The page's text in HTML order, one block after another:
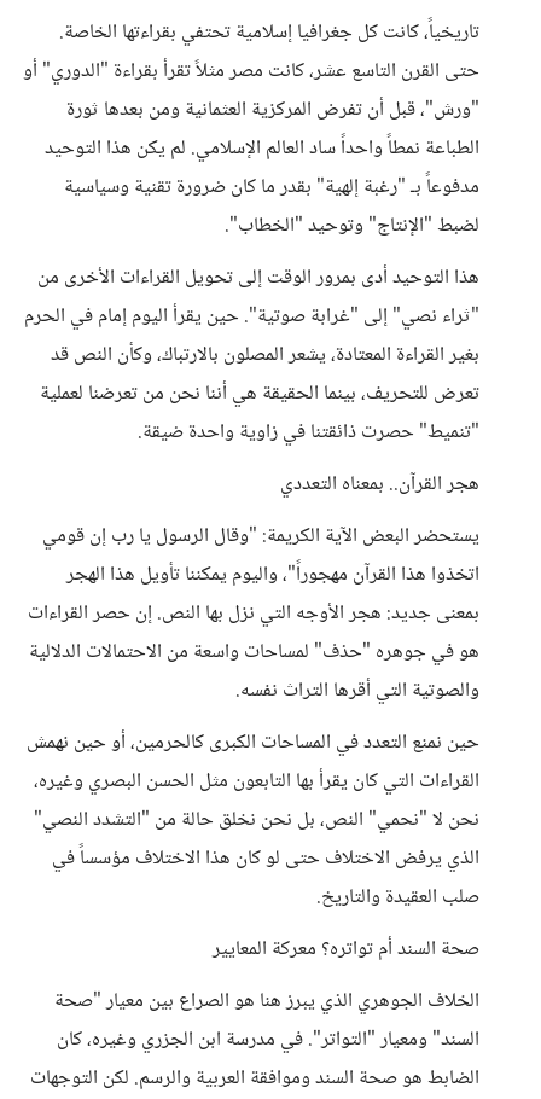
تاريخياً، كانت كل جغرافيا إسلامية تحتفي بقراءتها الخاصة.
حتى القرن التاسع عشر، كانت مصر مثلاً تقرأ بقراءة "الدوري" أو
"ورش"، قبل أن تفرض المركزية العثمانية ومن بعدها ثورة
الطباعة نمطاً واحداً ساد العالم الإسلامي. لم يكن هذا التوحيد
مدفوعاً بـ "رغبة إلهية" بقدر ما كان ضرورة تقنية وسياسية
لضبط "الإنتاج" وتوحيد "الخطاب".
هذا التوحيد أدى بمرور الوقت إلى تحويل القراءات الأخرى من
"ثراء نصي" إلى "غرابة صوتية". حين يقرأ اليوم إمام في الحرم
بغير القراءة المعتادة، يشعر المصلون بالارتباك، وكأن النص قد
تعرض للتحريف، بينما الحقيقة هي أننا نحن من تعرضنا لعملية
"تنميط" حصرت ذائقتنا في زاوية واحدة ضيقة.
هجر القرآن.. بمعناه التعددي
يستحضر البعض الآية الكريمة: "وقال الرسول يا رب إن قومي
اتخذوا هذا القرآن مهجوراً"، واليوم يمكننا تأويل هذا الهجر
بمعنى جديد: هجر الأوجه التي نزل بها النص. إن حصر القراءات
هو في جوهره "حذف" لمساحات واسعة من الاحتمالات الدلالية
والصوتية التي أقرها التراث نفسه.
حين نمنع التعدد في المساحات الكبرى كالحرمين، أو حين نهمش
القراءات التي كان يقرأ بها التابعون مثل الحسن البصري وغيره،
نحن لا "نحمي" النص، بل نحن نخلق حالة من "التشدد النصي"
الذي يرفض الاختلاف حتى لو كان هذا الاختلاف مؤسساً في
صلب العقيدة والتاريخ.
صحة السند أم تواتره؟ معركة المعايير
الخلاف الجوهري الذي يبرز هنا هو الصراع بين معيار "صحة
السند" ومعيار "التواتر". في مدرسة ابن الجزري وغيره، كان
الضابط هو صحة السند وموافقة العربية والرسم. لكن التوجهات